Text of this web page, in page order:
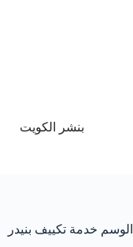
بنشر الكويت
الوسم خدمة تكييف بنيدر